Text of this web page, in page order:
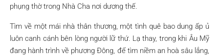
phụng thờ trong Nhà Cha nơi dương thế.
Tìm về một mái nhà thân thương, một tình quê bao dung ấp ủ
luôn canh cánh bên lòng người lữ thứ. Lạ thay, trong khi Âu Mỹ
đang hành trình về phương Đông, để tìm niềm an hoà sâu lắng,